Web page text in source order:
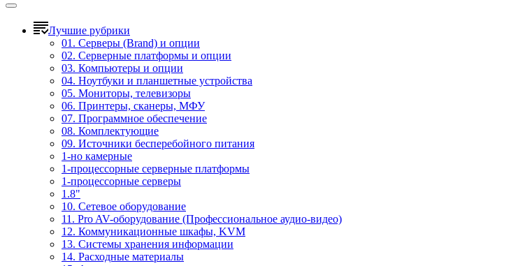
Лучшие рубрики
01. Серверы (Brand) и опции
02. Серверные платформы и опции
03. Компьютеры и опции
04. Ноутбуки и планшетные устройства
05. Мониторы, телевизоры
06. Принтеры, сканеры, МФУ
07. Программное обеспечение
08. Комплектующие
09. Источники бесперебойного питания
1-но камерные
1-процессорные серверные платформы
1-процессорные серверы
1.8"
10. Сетевое оборудование
11. Pro AV-оборудование (Профессиональное аудио-видео)
12. Коммуникационные шкафы, KVM
13. Системы хранения информации
14. Расходные материалы